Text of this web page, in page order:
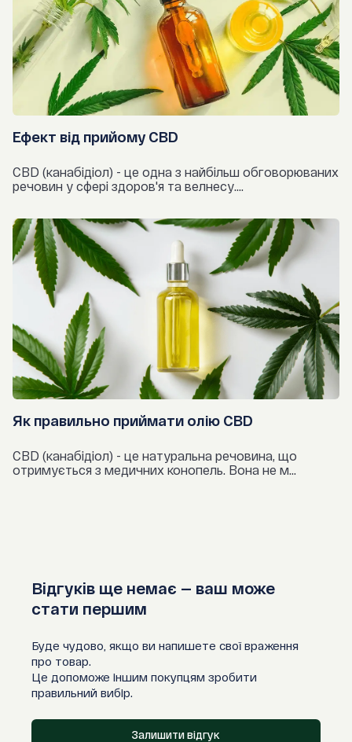
Ефект від прийому CBD
CBD (канабідіол) - це одна з найбільш обговорюваних
речовин у сфері здоров'я та велнесу....
Як правильно приймати олію CBD
CBD (канабідіол) - це натуральна речовина, що
отримується з медичних конопель. Вона не м...
Відгуків ще немає — ваш може
стати першим
Буде чудово, якщо ви напишете свої враження
про товар.
Це допоможе іншим покупцям зробити
правильний вибір.
Залишити відгук